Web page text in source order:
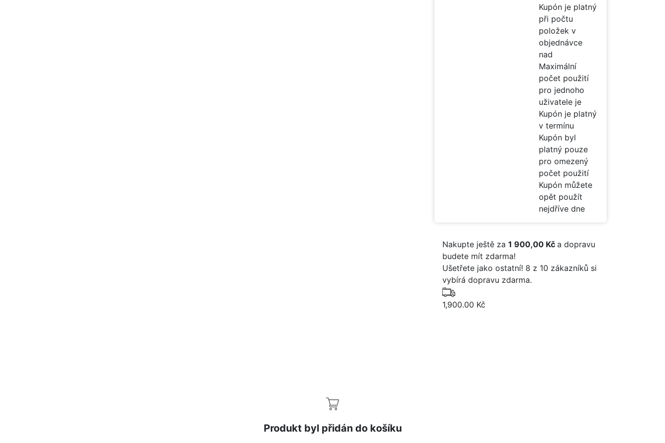
Kupón je platný
při počtu
položek v
objednávce
nad
Maximální
počet použití
pro jednoho
uživatele je
Kupón je platný
v termínu
Kupón byl
platný pouze
pro omezený
počet použití
Kupón můžete
opět použít
nejdříve dne
Nakupte ještě za 1 900,00 Kč a dopravu
budete mít zdarma!
Ušetřete jako ostatní! 8 z 10 zákazníků si
vybírá dopravu zdarma.
1,900.00 Kč
Produkt byl přidán do košíku